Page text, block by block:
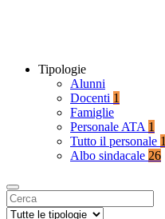
Tipologie
Alunni
Docenti 1
Famiglie
Personale ATA 1
Tutto il personale 1
Albo sindacale 26